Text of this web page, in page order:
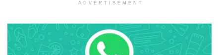
ADVERTISEMENT